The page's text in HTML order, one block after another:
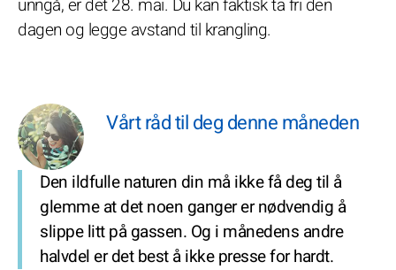
unngå, er det 28. mai. Du kan faktisk ta fri den
dagen og legge avstand til krangling.
Vårt råd til deg denne måneden
Den ildfulle naturen din må ikke få deg til å
glemme at det noen ganger er nødvendig å
slippe litt på gassen. Og i månedens andre
halvdel er det best å ikke presse for hardt.